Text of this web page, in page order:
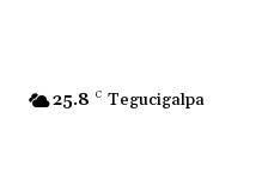
25.8 C Tegucigalpa